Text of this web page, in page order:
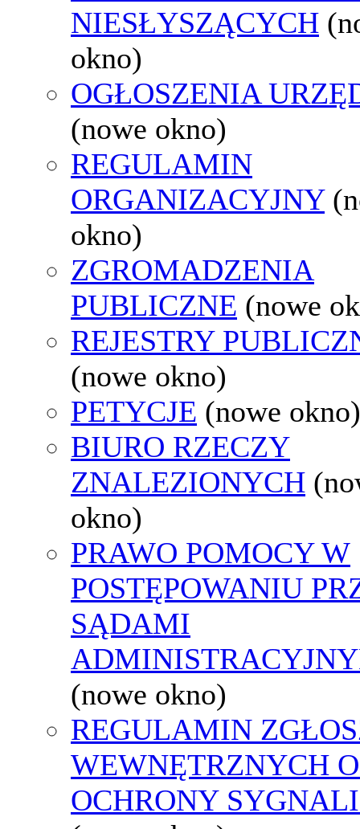
NIESŁYSZĄCYCH
okno)
OGŁOSZENIA
(nowe okno)
REGULAMIN
ORGANIZACYJNY
okno)
ZGROMADZENIA
PUBLICZNE (nowe
REJESTRY
(nowe okno)
PETYCJE (nowe okno)
BIURO RZECZY
ZNALEZIONYCH
okno)
PRAWO POMOCY W
POSTĘPOWANIU
SĄDAMI
(nowe okno)
REGULAMIN
WEWNĘTRZNYCH
OCHRONY